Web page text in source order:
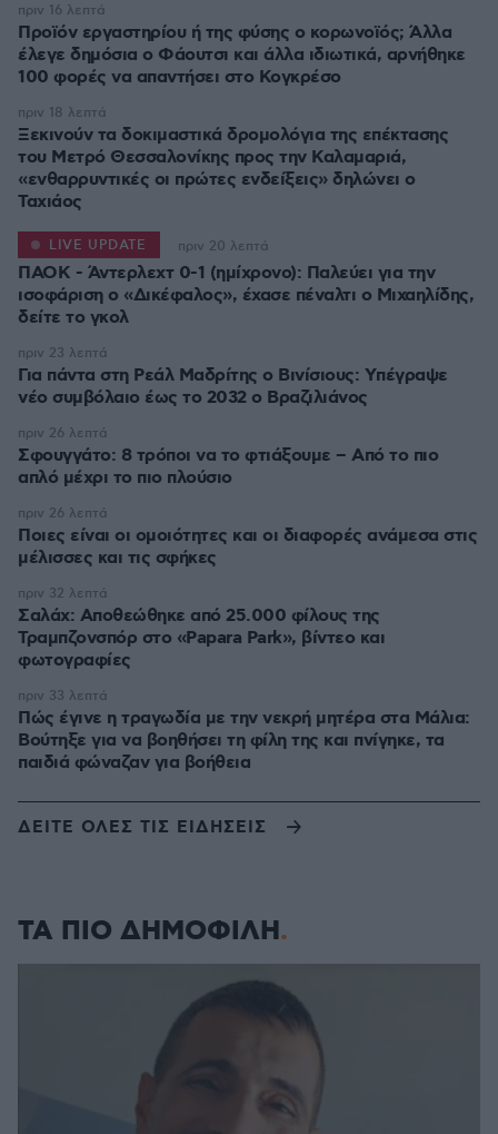
Προϊόν εργαστηρίου ή της φύσης ο κορωνοϊός; Άλλα
έλεγε δημόσια ο Φάουτσι και άλλα ιδιωτικά, αρνήθηκε
100 φορές να απαντήσει στο Κογκρέσο
πριν 16 λεπτά
Ξεκινούν τα δοκιμαστικά δρομολόγια της επέκτασης
του Μετρό Θεσσαλονίκης προς την Καλαμαριά,
«ενθαρρυντικές οι πρώτες ενδείξεις» δηλώνει ο
Ταχιάος
πριν 18 λεπτά
ΠΑΟΚ - Άντερλεχτ 0-1 (ημίχρονο): Παλεύει για την
ισοφάριση ο «Δικέφαλος», έχασε πέναλτι ο Μιχαηλίδης,
LIVE UPDATE πριν 20 λεπτά
Για πάντα στη Ρεάλ Μαδρίτης ο Βινίσιους: Yπέγραψε
νέο συμβόλαιο έως το 2032 ο Βραζιλιάνος
πριν 23 λεπτά
Σφουγγάτο: 8 τρόποι να το φτιάξουμε – Από το πιο
απλό μέχρι το πιο πλούσιο
πριν 26 λεπτά
Ποιες είναι οι ομοιότητες και οι διαφορές ανάμεσα στις
μέλισσες και τις σφήκες
πριν 26 λεπτά
Σαλάχ: Αποθεώθηκε από 25.000 φίλους της
Τραμπζονσπόρ στο «Papara Park», βίντεο και
φωτογραφίες
πριν 32 λεπτά
Πώς έγινε η τραγωδία με την νεκρή μητέρα στα Μάλια:
Βούτηξε για να βοηθήσει τη φίλη της και πνίγηκε, τα
παιδιά φώναζαν για βοήθεια
πριν 33 λεπτά
ΔΕΙΤΕ ΟΛΕΣ ΤΙΣ ΕΙΔΗΣΕΙΣ
ΤΑ ΠΙΟ ΔΗΜΟΦΙΛΗ